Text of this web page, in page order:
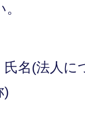
氏名(法人
)